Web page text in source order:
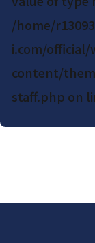
/home/
i.com/official/
content/
staff.php on